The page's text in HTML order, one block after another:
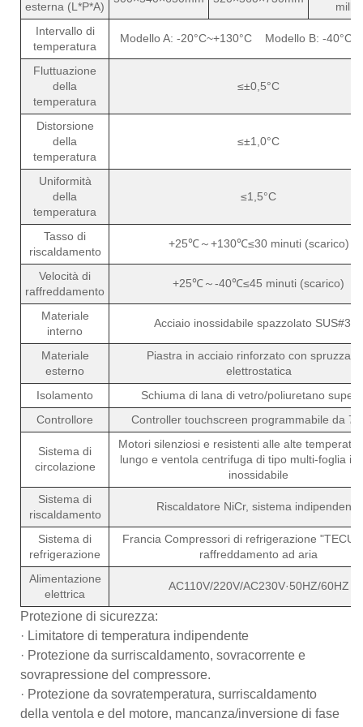
esterna (L*P*A)
Intervallo di
temperatura
Modello A: -20°C~+130°C Modello B: -
Fluttuazione
della
temperatura
≤±0,5°C
Distorsione
della
temperatura
≤±1,0°C
Uniformità
della
temperatura
≤1,5°C
Tasso di
riscaldamento
+25℃～+130℃≤30 minuti (scarico)
Velocità di
raffreddamento
+25℃～-40℃≤45 minuti (scarico)
Materiale
interno
Acciaio inossidabile spazzolato SUS#304
Materiale
esterno
Piastra in acciaio rinforzato con
elettrostatica
Isolamento
Schiuma di lana di vetro/poliuretano
Controllore
Controller touchscreen programmabile da 7
Sistema di
circolazione
Motori silenziosi e resistenti alle alte
lungo e ventola centrifuga di tipo multi-foglia in
inossidabile
Sistema di
riscaldamento
Riscaldatore NiCr, sistema indipendente
Sistema di
refrigerazione
Francia Compressori di refrigerazione
raffreddamento ad aria
Alimentazione
elettrica
AC110V/220V/AC230V·50HZ/60HZ
Protezione di sicurezza:
· Limitatore di temperatura indipendente
· Protezione da surriscaldamento, sovracorrente e
sovrapressione del compressore.
· Protezione da sovratemperatura, surriscaldamento
della ventola e del motore, mancanza/inversione di fase